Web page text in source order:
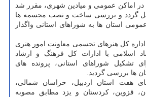
اماکن عمومی و میادین شهری، مقرر شد
گردد و بررسی ساخت و نصب مجسمه ها
استان ها به شوراهای استانی واگذار
کل هنرهای تجسمی معاونت امور هنری
اسلامی با ادارات کل فرهنگ و ارشاد
تشکیل شوراهای استانی، پرونده های
ها بررسی گردید.
هفت استان اردبیل، خراسان شمالی،
قزوین، کردستان و یزد مطابق مصوبه